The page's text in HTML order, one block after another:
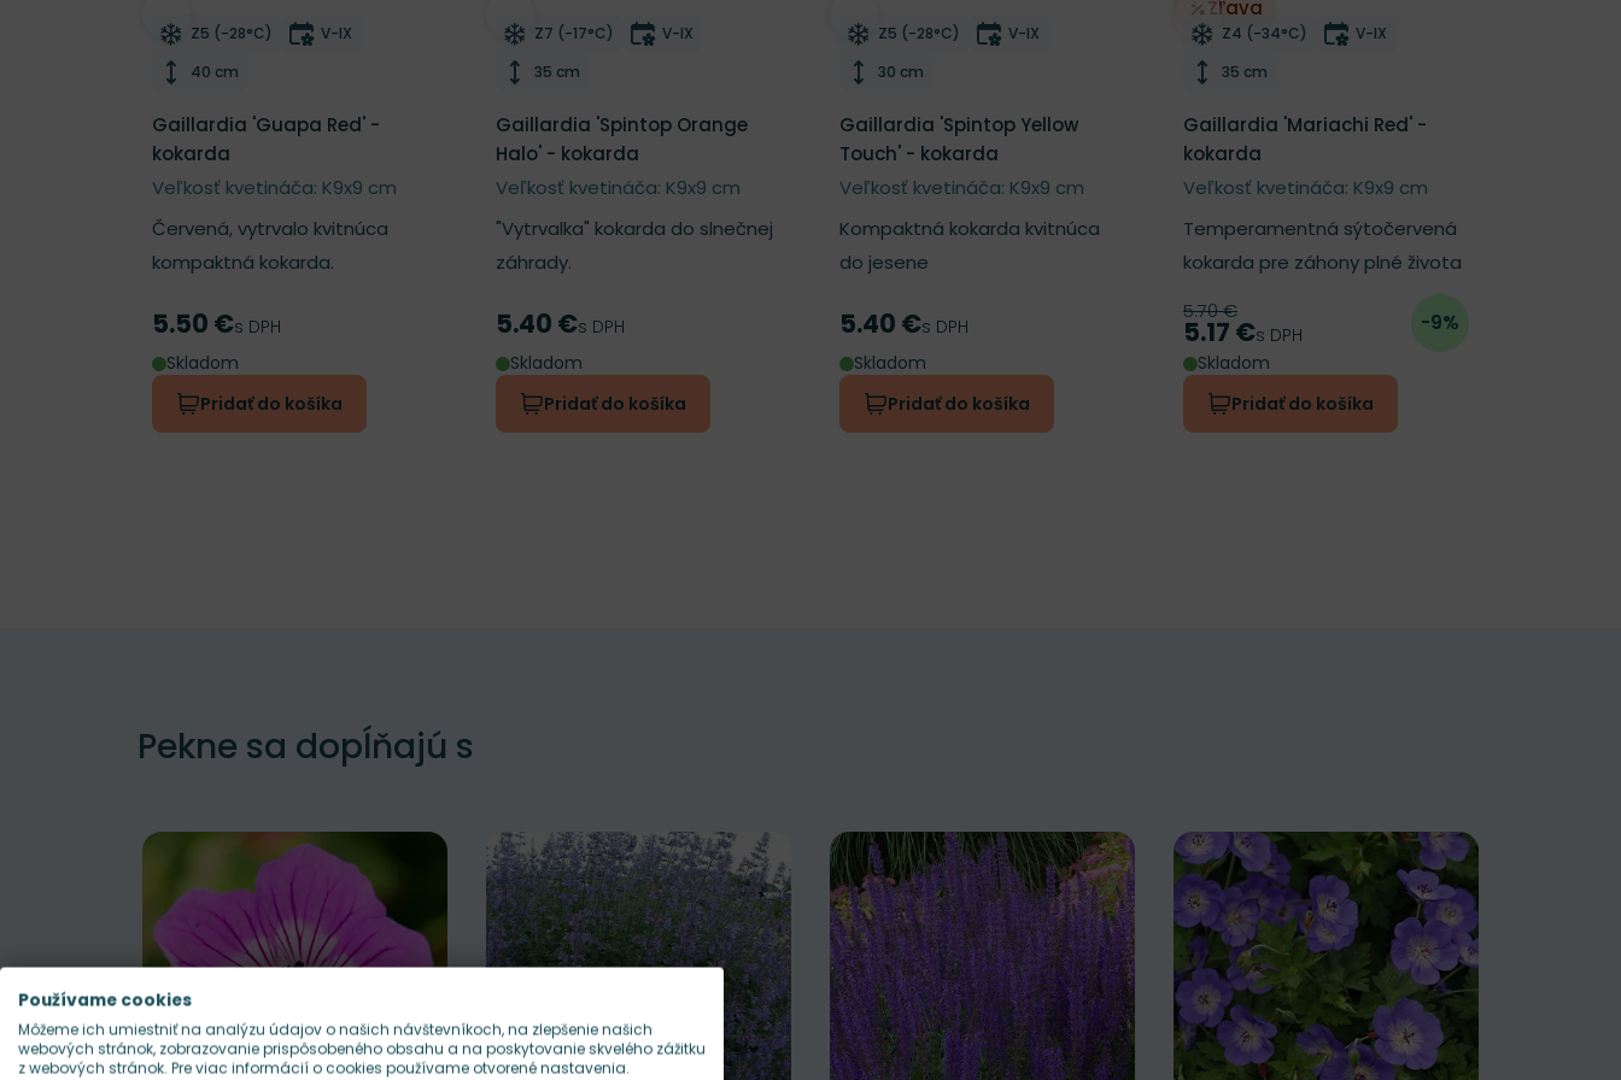
Odober do zoznamu želaní
Mrazuvzdornosť
Z5 (-28°C) Doba kvitnutia
V-IX
Výška rastliny
40 cm
Gaillardia 'Guapa Red' -
kokarda
Veľkosť kvetináča: K9x9 cm
Červená, vytrvalo kvitnúca
kompaktná kokarda.
Cena
5.50 €s DPH
Skladom
Pridať do košíka
Odober do zoznamu želaní
Mrazuvzdornosť
Z7 (-17°C) Doba kvitnutia
V-IX
Výška rastliny
35 cm
Gaillardia 'Spintop Orange
Halo' - kokarda
Veľkosť kvetináča: K9x9 cm
"Vytrvalka" kokarda do slnečnej
záhrady.
Cena
5.40 €s DPH
Skladom
Pridať do košíka
Odober do zoznamu želaní
Mrazuvzdornosť
Z5 (-28°C) Doba kvitnutia
V-IX
Výška rastliny
30 cm
Gaillardia 'Spintop Yellow
Touch' - kokarda
Veľkosť kvetináča: K9x9 cm
Kompaktná kokarda kvitnúca
do jesene
Cena
5.40 €s DPH
Skladom
Pridať do košíka
Zľava
Odober do zoznamu želaní
Mrazuvzdornosť
Z4 (-34°C) Doba kvitnutia
V-IX
Výška rastliny
35 cm
Gaillardia 'Mariachi Red' -
kokarda
Veľkosť kvetináča: K9x9 cm
Temperamentná sýtočervená
kokarda pre záhony plné života
Pôvodná cena
5.70 €
Cena
5.17 €s DPH -9%
Skladom
Pridať do košíka
Pekne sa dopĺňajú s
Používame cookies
Môžeme ich umiestniť na analýzu údajov o našich návštevníkoch, na zlepšenie našich
webových stránok, zobrazovanie prispôsobeného obsahu a na poskytovanie skvelého zážitku
z webových stránok. Pre viac informácií o cookies používame otvorené nastavenia.